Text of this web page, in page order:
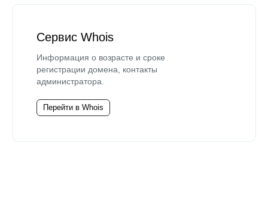
Сервис Whois
Информация о возрасте и сроке
регистрации домена, контакты
администратора.
Перейти в Whois